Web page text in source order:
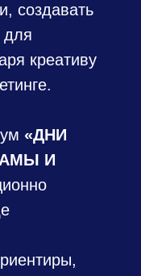
создавать
для
креативу
«ДНИ
И